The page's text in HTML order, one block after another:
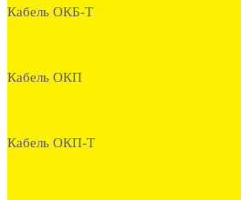
Кабель ОКБ-Т
Кабель ОКП
Кабель ОКП-Т